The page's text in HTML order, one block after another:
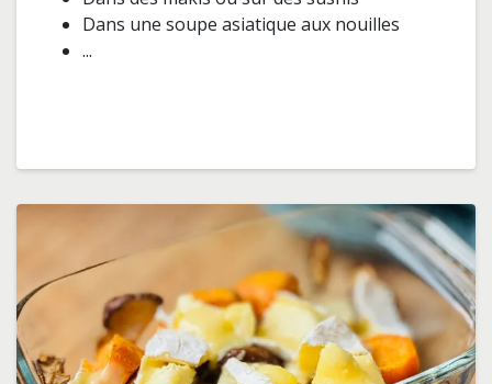
Dans une soupe asiatique aux nouilles
...